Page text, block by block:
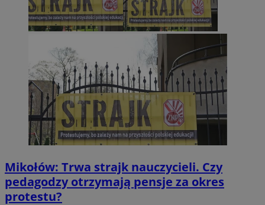
Mikołów: Trwa strajk nauczycieli. Czy
pedagodzy otrzymają pensje za okres
protestu?